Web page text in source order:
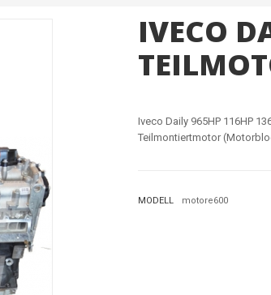
IVECO
Iveco Daily 965HP 116HP
Teilmontiertmotor
MODELL motore600